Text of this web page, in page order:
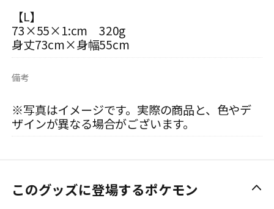
【L】
73×55×1:cm 320g
身丈73cm×身幅55cm
備考
※写真はイメージです。実際の商品と、色やデ
ザインが異なる場合がございます。
このグッズに登場するポケモン